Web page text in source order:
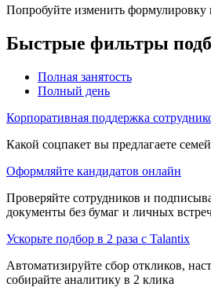
Попробуйте изменить
Быстрые фильтры
Полная занятость
Полный день
Корпоративная поддержка
Какой соцпакет вы предлагаете
Оформляйте кандидатов онлайн
Проверяйте сотрудников и
документы без бумаг и личных
Ускорьте подбор в 2 раза с Talantix
Автоматизируйте сбор откликов,
собирайте аналитику в 2 клика